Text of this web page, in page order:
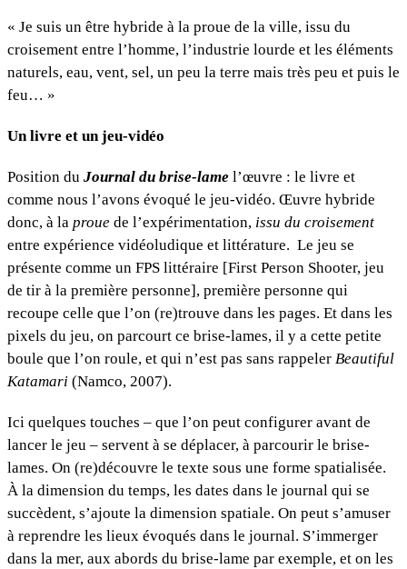
« Je suis un être hybride à la proue de la ville, issu du
croisement entre l’homme, l’industrie lourde et les éléments
naturels, eau, vent, sel, un peu la terre mais très peu et puis le
feu… »
Un livre et un jeu-vidéo
Position du Journal du brise-lame l’œuvre : le livre et
comme nous l’avons évoqué le jeu-vidéo. Œuvre hybride
donc, à la proue de l’expérimentation, issu du croisement
entre expérience vidéoludique et littérature. Le jeu se
présente comme un FPS littéraire [First Person Shooter, jeu
de tir à la première personne], première personne qui
recoupe celle que l’on (re)trouve dans les pages. Et dans les
pixels du jeu, on parcourt ce brise-lames, il y a cette petite
boule que l’on roule, et qui n’est pas sans rappeler Beautiful
Katamari (Namco, 2007).
Ici quelques touches – que l’on peut configurer avant de
lancer le jeu – servent à se déplacer, à parcourir le brise-
lames. On (re)découvre le texte sous une forme spatialisée.
À la dimension du temps, les dates dans le journal qui se
succèdent, s’ajoute la dimension spatiale. On peut s’amuser
à reprendre les lieux évoqués dans le journal. S’immerger
dans la mer, aux abords du brise-lame par exemple, et on les